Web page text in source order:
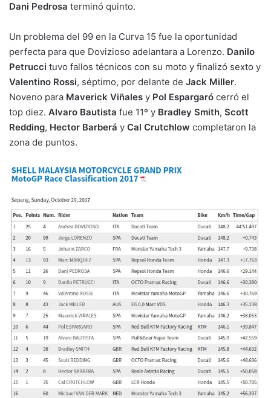
Dani Pedrosa terminó quinto.
Un problema del 99 en la Curva 15 fue la oportunidad
perfecta para que Dovizioso adelantara a Lorenzo. Danilo
Petrucci tuvo fallos técnicos con su moto y finalizó sexto y
Valentino Rossi, séptimo, por delante de Jack Miller.
Noveno para Maverick Viñales y Pol Espargaró cerró el
top diez. Alvaro Bautista fue 11º y Bradley Smith, Scott
Redding, Hector Barberá y Cal Crutchlow completaron la
zona de puntos.